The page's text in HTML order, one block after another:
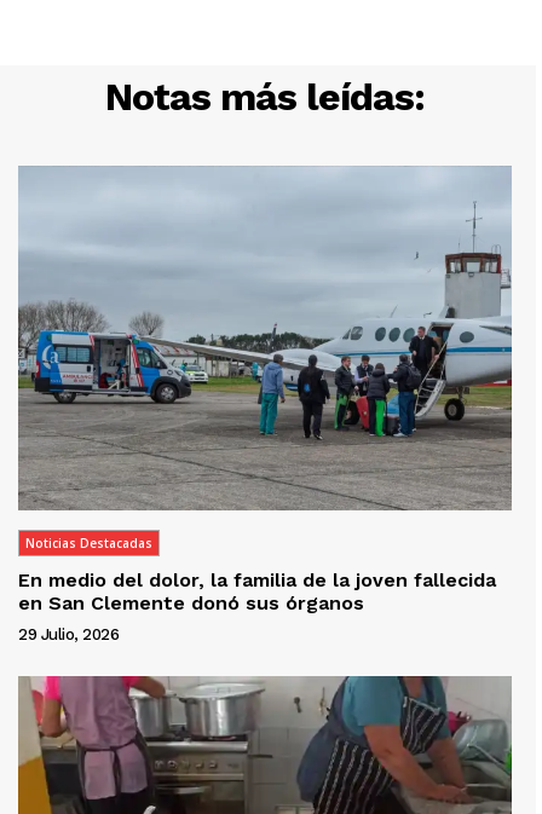
Notas más leídas:
Noticias Destacadas
En medio del dolor, la familia de la joven fallecida
en San Clemente donó sus órganos
29 Julio, 2026